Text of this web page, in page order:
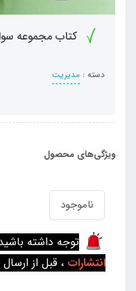
کتاب مجموعه
دسته : مدیریت
ویژگی‌های محصول
ناموجود
توجه داشته
انتشارات ، قبل از